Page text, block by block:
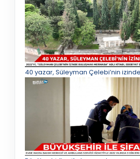
40 yazar, Süleyman Çelebi’nin